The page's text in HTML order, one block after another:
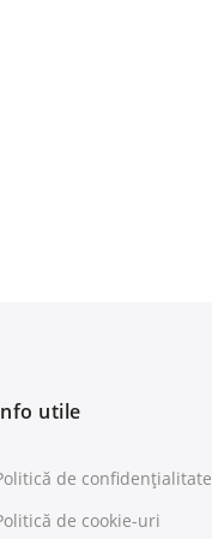
utile
de confidențialitate
de cookie-uri